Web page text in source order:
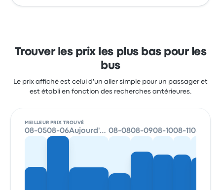
Trouver les prix les plus bas pour les
bus
Le prix affiché est celui d'un aller simple pour un passager et
est établi en fonction des recherches antérieures.
MEILLEUR PRIX TROUVÉ
08-0508-06 Aujourd'hui 08-0808-0908-1008-1108-12